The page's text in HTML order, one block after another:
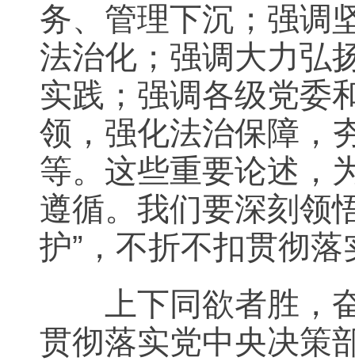
务、管理下沉；强调
法治化；强调大力弘
实践；强调各级党委
领，强化法治保障，
等。这些重要论述，
遵循。我们要深刻领
护”，不折不扣贯彻落
上下同欲者胜，奋
贯彻落实党中央决策